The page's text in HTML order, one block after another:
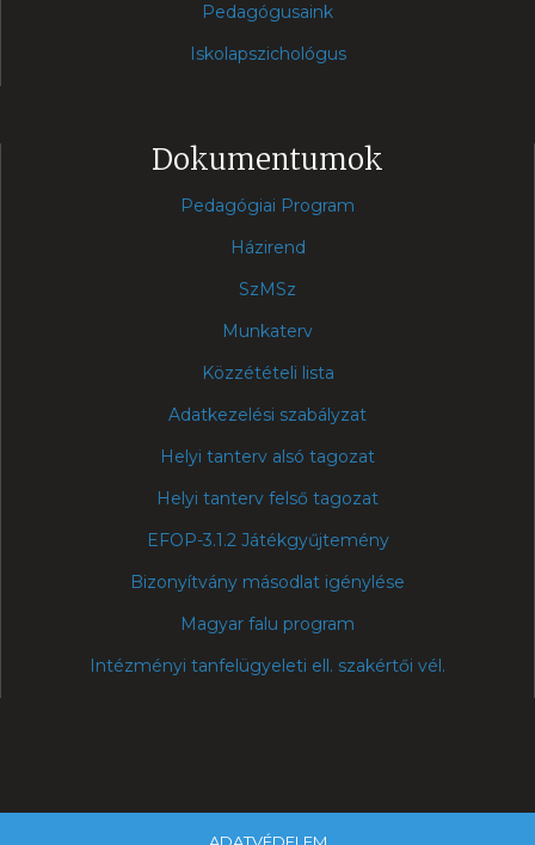
Pedagógusaink
Iskolapszichológus
Dokumentumok
Pedagógiai Program
Házirend
SzMSz
Munkaterv
Közzétételi lista
Adatkezelési szabályzat
Helyi tanterv alsó tagozat
Helyi tanterv felső tagozat
EFOP-3.1.2 Játékgyűjtemény
Bizonyítvány másodlat igénylése
Magyar falu program
Intézményi tanfelügyeleti ell. szakértői vél.